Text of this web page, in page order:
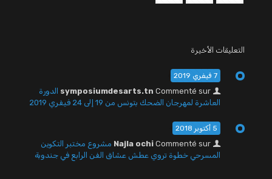
التعليقات الأخيرة
7 فيفري 2019
symposiumdesarts.tn Commenté sur
الدورة
العاشرة لمهرجان الضحك بتونس من 19 إلى 24 فيفري 2019
5 أكتوبر 2018
Najla ochi Commenté sur
مشروع مختبر التكوين
المسرحي خطوة تروي عطش عشاق الفن الرابع في جندوبة